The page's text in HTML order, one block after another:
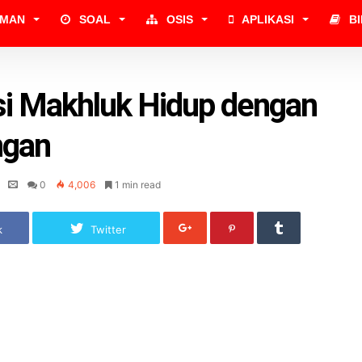
SOAL OSIS APLIKASI
Makhluk Hidup dengan
0 4,006 1 min read
Twitter